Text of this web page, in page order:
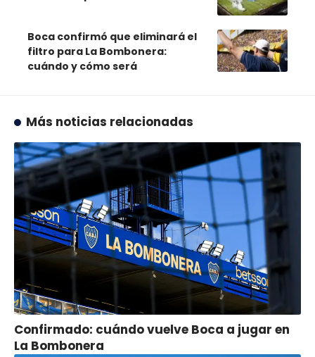
Boca confirmó que eliminará el
filtro para La Bombonera:
cuándo y cómo será
Más noticias relacionadas
Confirmado: cuándo vuelve Boca a jugar en
La Bombonera